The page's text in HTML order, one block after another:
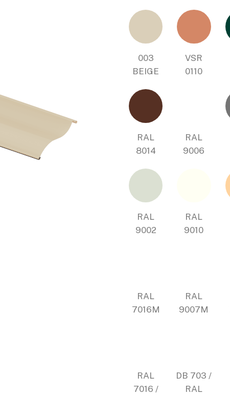
003
BEIGE
VSR
0110
RAL
8014
RAL
9006
RAL
9002
RAL
9010
RAL
7016M
RAL
9007M
RAL
7016 /
DB 703 /
RAL